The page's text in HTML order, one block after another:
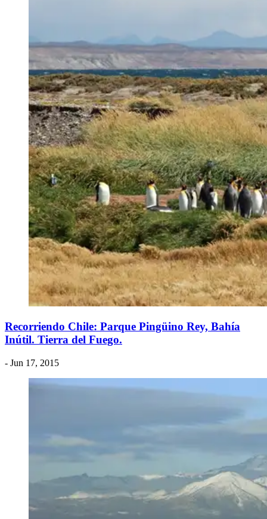
Recorriendo Chile: Parque Pingüino Rey, Bahía
Inútil. Tierra del Fuego.
- Jun 17, 2015